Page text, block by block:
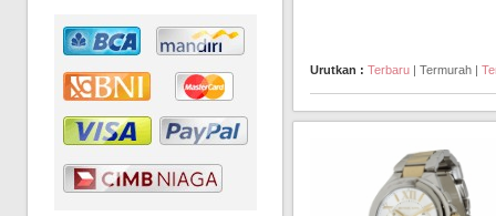
Urutkan : Terbaru | Termurah |